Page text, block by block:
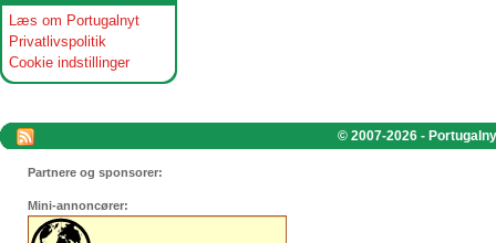
Læs om Portugalnyt
Privatlivspolitik
Cookie indstillinger
© 2007-2026 -
Partnere og sponsorer:
Mini-annoncører: